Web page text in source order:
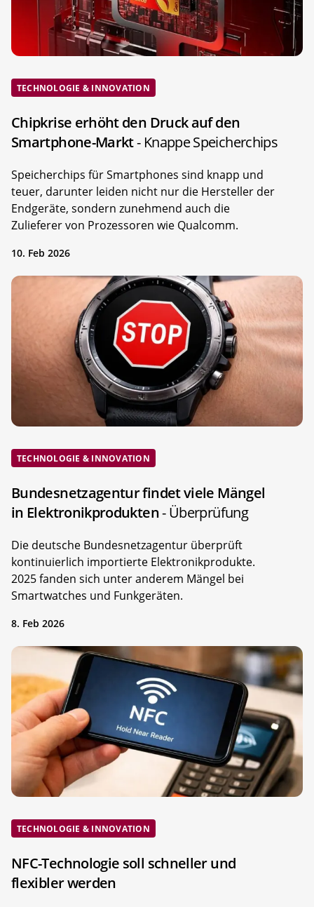
TECHNOLOGIE & INNOVATION
Chipkrise erhöht den Druck auf den
Smartphone-Markt- Knappe Speicherchips
Speicherchips für Smartphones sind knapp und
teuer, darunter leiden nicht nur die Hersteller der
Endgeräte, sondern zunehmend auch die
Zulieferer von Prozessoren wie Qualcomm.
10. Feb 2026
TECHNOLOGIE & INNOVATION
Bundesnetzagentur findet viele Mängel
in Elektronikprodukten- Überprüfung
Die deutsche Bundesnetzagentur überprüft
kontinuierlich importierte Elektronikprodukte.
2025 fanden sich unter anderem Mängel bei
Smartwatches und Funkgeräten.
8. Feb 2026
TECHNOLOGIE & INNOVATION
NFC-Technologie soll schneller und
flexibler werden